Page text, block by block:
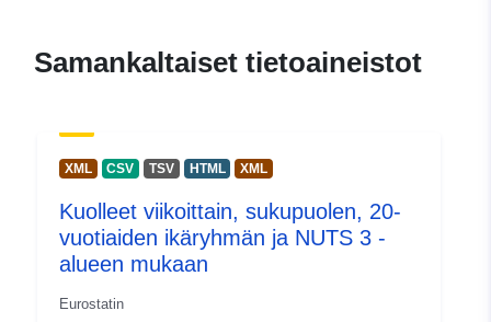
URL-osoite:
Luetteloluetteloa
Lisätty dataan.europa.eu:
Päivitetty data.europa.eu:
August 2026
Spatiaalinen
Samankaltaiset tietoaineistot
XML CSV TSV HTML XML
Kuolleet viikoittain, sukupuolen, 20-
vuotiaiden ikäryhmän ja NUTS 3 -
alueen mukaan
Eurostatin